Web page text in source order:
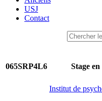
USJ
Contact
065SRP4L6 Stage
Institut de